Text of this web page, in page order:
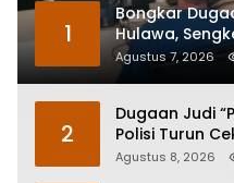
1
Bongkar
Hulawa,
Pengeroyokan
Agustus 7, 2026
2
Dugaan Judi
Polisi Turun
Menghilang
Agustus 8, 2026